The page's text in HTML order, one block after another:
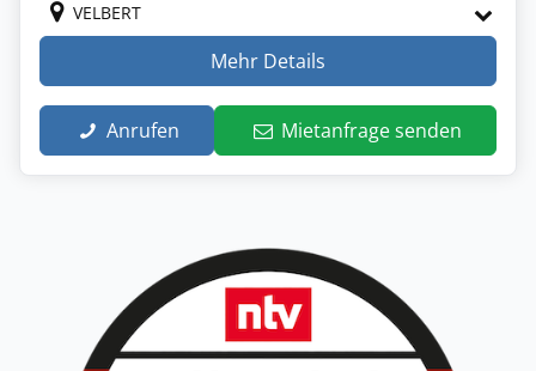
VELBERT
Mehr Details
Anrufen Mietanfrage senden